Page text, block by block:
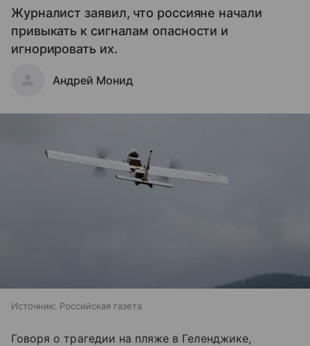
Журналист заявил, что россияне начали
привыкать к сигналам опасности и
игнорировать их.
Андрей Монид
Источник: Российская газета
Говоря о трагедии на пляже в Геленджике,